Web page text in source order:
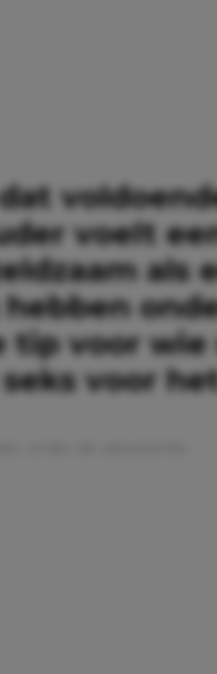
voelt
als
tip voor
voor